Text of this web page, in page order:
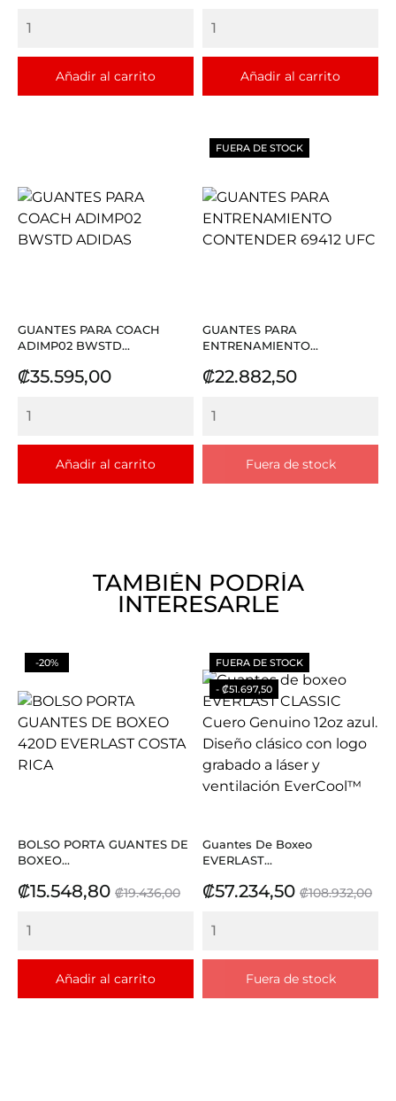
Añadir al carrito Añadir al carrito
GUANTES PARA COACH
ADIMP02 BWSTD...
Precio
₡35.595,00
Añadir al carrito
GUANTES PARA
ENTRENAMIENTO...
Precio
₡22.882,50
Fuera de stock
FUERA DE STOCK
TAMBIÉN PODRÍA
INTERESARLE
BOLSO PORTA GUANTES DE
BOXEO...
Precio
₡15.548,80 Precio
₡19.436,00
Añadir al carrito
-20%
Guantes De Boxeo
EVERLAST...
Precio
₡57.234,50 Precio
₡108.932,00
Fuera de stock
FUERA DE STOCK
- ₡51.697,50